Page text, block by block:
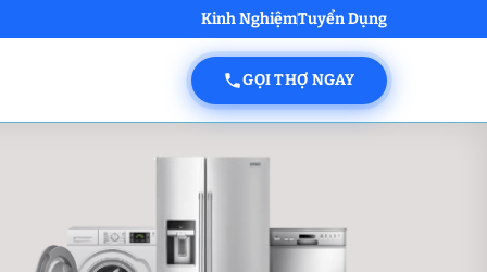
Kinh NghiệmTuyển Dụng
GỌI THỢ NGAY